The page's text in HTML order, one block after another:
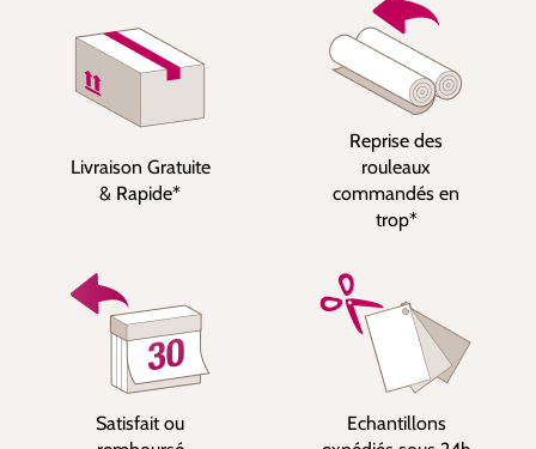
Livraison Gratuite
& Rapide*
Reprise des
rouleaux
commandés en
trop*
Satisfait ou
Echantillons